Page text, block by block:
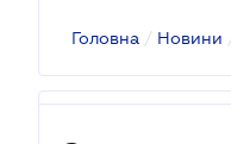
Головна / Новини